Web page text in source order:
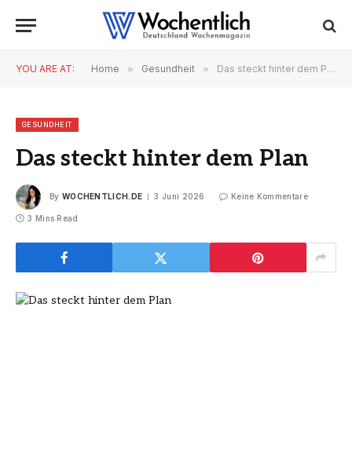
YOU ARE AT: Home » Gesundheit » Das steckt hinter dem Plan
GESUNDHEIT
Das steckt hinter dem Plan
By WOCHENTLICH.DE 3 Juni 2026 Keine Kommentare
3 Mins Read